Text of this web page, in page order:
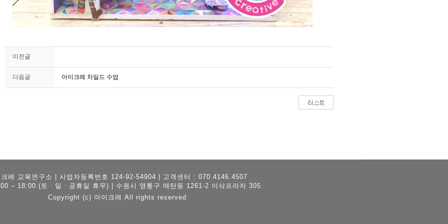
이전글
다음글 아이크레 차일드 수업
크레 교육연구소 | 사업자등록번호 124-92-54904 | 고객센터 : 070.4146.4507
– 18:00 (토ㆍ일ㆍ공휴일 휴무) | 수원시 영통구 매탄동 1261-2 이삭프라자 305
Copyright (c) 아이크레 All rights reserved